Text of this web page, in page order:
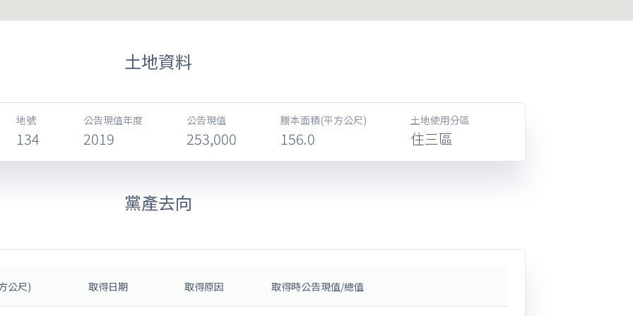
土地資料
地號
134
公告現值年度
2019
公告現值
253,000
謄本面積(平方公尺)
156.0
土地使用分區
住三區
黨產去向
公尺) 取得日期 取得原因 取得時公告現值/總值